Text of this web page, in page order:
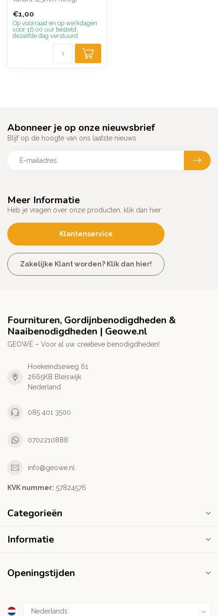
die u op ver...
€1,00
Op voorraad en op werkdagen
voor 16.00 uur besteld,
dezelfde dag verstuurd
Meer Informatie
Heb je vragen over onze producten, klik dan hier
Klantenservice
Zakelijke Klant worden? Klik dan hier!
Abonneer je op onze nieuwsbrief
Blijf op de hoogte van ons laatste nieuws
Fournituren, Gordijnbenodigdheden &
Naaibenodigdheden | Geowe.nl
GEOWÉ – Voor al uw creatieve benodigdheden!
Hoekeindseweg 61
2665KB Bleiswijk
Nederland
085 401 3500
0702210888
info@geowe.nl
KVK nummer: ‭57824576‬
Categorieën
Informatie
Openingstijden